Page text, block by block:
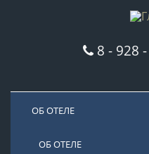
8 - 928
ОБ ОТЕЛЕ
ОБ ОТЕЛЕ